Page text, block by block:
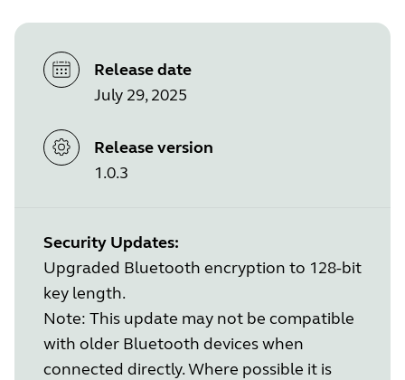
Release date
July 29, 2025
Release version
1.0.3
Security Updates:
Upgraded Bluetooth encryption to 128-bit
key length.
Note: This update may not be compatible
with older Bluetooth devices when
connected directly. Where possible it is